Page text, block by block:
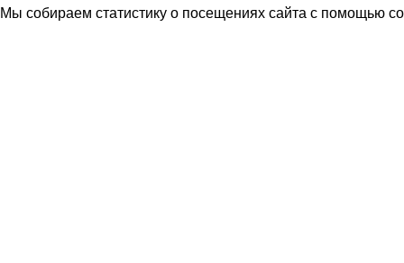
Мы собираем статистику о посещениях сайта с помощью